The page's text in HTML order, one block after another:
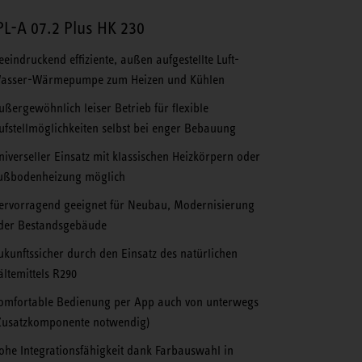
A 07.2 Plus HK 230
effiziente, außen aufgestellte Luft-
Wärmepumpe zum Heizen und Kühlen
leiser Betrieb für flexible
selbst bei enger Bebauung
Einsatz mit klassischen Heizkörpern oder
möglich
geeignet für Neubau, Modernisierung
Bestandsgebäude
durch den Einsatz des natürlichen
R290
Bedienung per App auch von unterwegs
notwendig)
Integrationsfähigkeit dank Farbauswahl in